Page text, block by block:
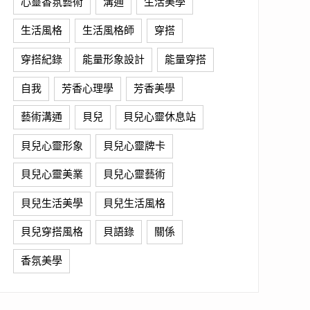
生活風格 生活風格師 穿搭
穿搭紀錄 能量形象設計 能量穿搭
自我 芳香心理學 芳香美學
藝術溝通 貝兒 貝兒心靈休息站
貝兒心靈形象 貝兒心靈牌卡
貝兒心靈美業 貝兒心靈藝術
貝兒生活美學 貝兒生活風格
貝兒穿搭風格 貝語錄 關係
香氛美學